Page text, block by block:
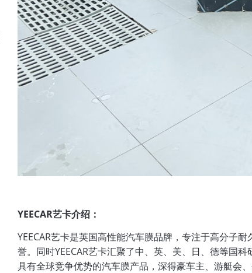
YEECAR艺卡介绍：
YEECAR艺卡是英国高性能汽车膜品牌，专注于高分子
誉。同时YEECAR艺卡汇聚了中、英、美、日、德等国
具有全球竞争优势的汽车膜产品，深得豪车主、游艇会
获取YEECAR官方旗舰店优惠
立即咨询